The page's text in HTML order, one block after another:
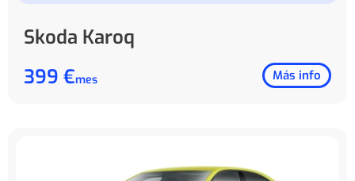
Skoda Karoq
399 €mes Más info